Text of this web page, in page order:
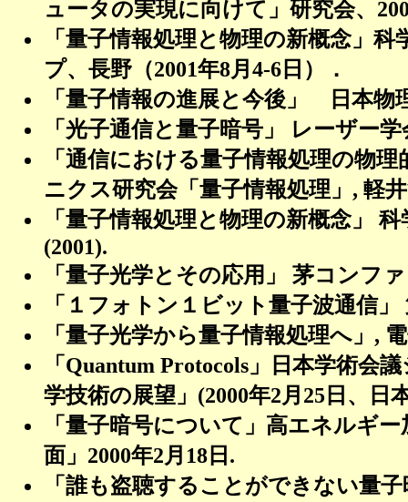
ュータの実現に向けて」研究会、
「量子情報処理と物理の新概念」
プ、長野（2001年8月 4-6 日）．
「量子情報の進展と今後」 日本物
「光子通信と量子暗号」
レーザー学
「通信における量子情報処理の物
ニクス研究会「量子情報処理」 , 軽
「量子情報処理と物理の新概念」
科
(2001).
「量子光学とその応用」
茅コンフ
「１フォトン１ビット量子波通信」
「量子光学から量子情報処理へ」 ,
「 Quantum Protocols 」日本学術会
学技術の展望」 (2000年2月 25 日、日
「量子暗号について」高エネルギ
面」 2000年2月 18 日 .
「誰も盗聴することができない量